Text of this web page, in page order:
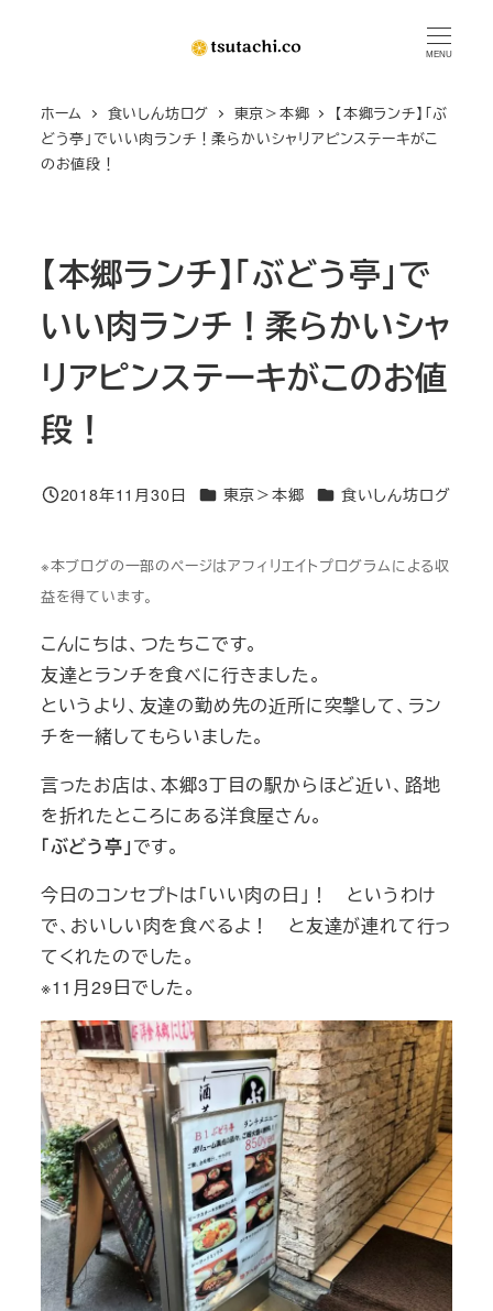
MENU
ホーム 食いしん坊ログ 東京＞本郷
【本郷ランチ】「ぶ
どう亭」でいい肉ランチ！柔らかいシャリアピンステーキがこ
のお値段！
【本郷ランチ】「ぶどう亭」で
いい肉ランチ！柔らかいシャ
リアピンステーキがこのお値
段！
投稿日
2018年11月30日 カテゴリー
東京＞本郷 カテゴリー
食いしん坊ログ
※本ブログの一部のページはアフィリエイトプログラムによる収
益を得ています。
こんにちは、つたちこです。
友達とランチを食べに行きました。
というより、友達の勤め先の近所に突撃して、ラン
チを一緒してもらいました。
言ったお店は、本郷3丁目の駅からほど近い、路地
を折れたところにある洋食屋さん。
「ぶどう亭」です。
今日のコンセプトは「いい肉の日」！ というわけ
で、おいしい肉を食べるよ！ と友達が連れて行っ
てくれたのでした。
※11月29日でした。